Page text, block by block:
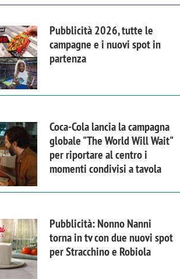
Pubblicità 2026, tutte le
campagne e i nuovi spot in
partenza
Coca-Cola lancia la campagna
globale "The World Will Wait"
per riportare al centro i
momenti condivisi a tavola
Pubblicità: Nonno Nanni
torna in tv con due nuovi spot
per Stracchino e Robiola